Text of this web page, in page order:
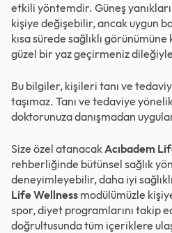
etkili yöntemdir. Güneş
kişiye değişebilir, ancak uygun
kısa sürede sağlıklı görünümüne
güzel bir yaz geçirmeniz
Bu bilgiler, kişileri tanı ve
taşımaz. Tanı ve tedaviye
doktorunuza danışmadan
Size özel atanacakAcıbadem
rehberliğinde bütünsel sağlık
deneyimleyebilir, daha iyi
Life Wellness modülümüzle
spor, diyet programlarını takip
doğrultusunda tüm içeriklere